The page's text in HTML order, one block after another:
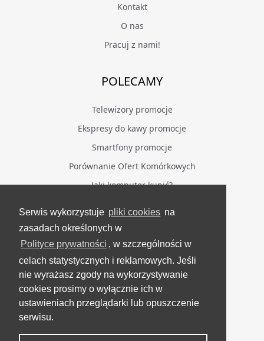
Serwis wykorzystuje pliki cookies na
zasadach określonych w
Polityce prywatności , w szczególności w
celach statystycznych i reklamowych. Jeśli
nie wyrażasz zgody na wykorzystywanie
cookies prosimy o wyłącznie ich w
ustawieniach przeglądarki lub opuszczenie
serwisu.
Kontakt
O nas
Pracuj z nami!
POLECAMY
Telewizory promocje
Ekspresy do kawy promocje
Smartfony promocje
Porównanie Ofert Komórkowych
Jaki komputer kupić?
BĄDŹ NA BIEŻĄCO
Facebook
Grupa Testerzy Videotestów
YouTube
Twitter